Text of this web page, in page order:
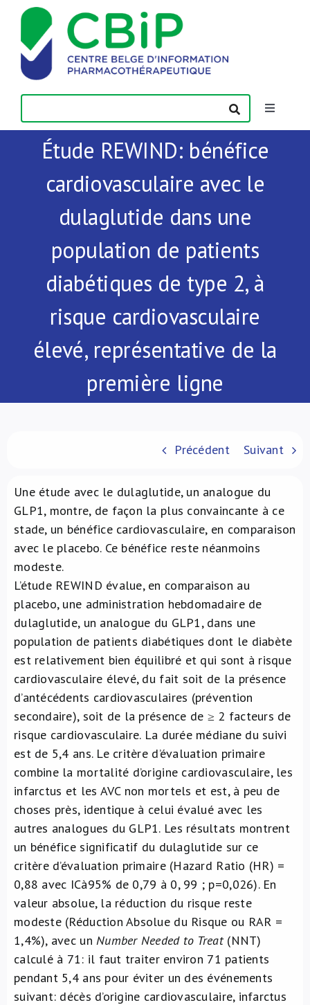
Passer
contenu
Toggle
Actualités
Publications
Contact
À propos de nous
Étude REWIND: bénéfice
cardiovasculaire avec le
dulaglutide dans une
population de patients
diabétiques de type 2, à
risque cardiovasculaire
élevé, représentative de la
première ligne
Précédent Suivant
Une étude avec le dulaglutide, un analogue du
GLP1, montre, de façon la plus convaincante à ce
stade, un bénéfice cardiovasculaire, en comparaison
avec le placebo. Ce bénéfice reste néanmoins
modeste.
L’étude REWIND évalue, en comparaison au
placebo, une administration hebdomadaire de
dulaglutide, un analogue du GLP1, dans une
population de patients diabétiques dont le diabète
est relativement bien équilibré et qui sont à risque
cardiovasculaire élevé, du fait soit de la présence
d’antécédents cardiovasculaires (prévention
secondaire), soit de la présence de ≥ 2 facteurs de
risque cardiovasculaire. La durée médiane du suivi
est de 5,4 ans. Le critère d’évaluation primaire
combine la mortalité d’origine cardiovasculaire, les
infarctus et les AVC non mortels et est, à peu de
choses près, identique à celui évalué avec les
autres analogues du GLP1. Les résultats montrent
un bénéfice significatif du dulaglutide sur ce
critère d’évaluation primaire (Hazard Ratio (HR) =
0,88 avec ICà95% de 0,79 à 0, 99 ; p=0,026). En
valeur absolue, la réduction du risque reste
modeste (Réduction Absolue du Risque ou RAR =
1,4%), avec unNumber Needed to Treat(NNT)
calculé à 71: il faut traiter environ 71 patients
pendant 5,4 ans pour éviter un des événements
suivant: décès d’origine cardiovasculaire, infarctus